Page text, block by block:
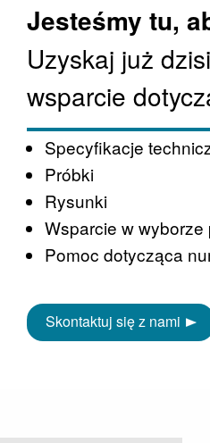
Jesteśmy tu,
Uzyskaj już
wsparcie
Specyfikacje
Próbki
Rysunki
Wsparcie w wyborze
Pomoc dotycząca
Skontaktuj się z nami